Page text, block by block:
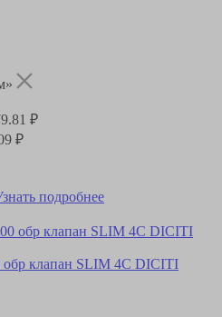
₽
₽
подробнее
клапан SLIM 4C DICITI